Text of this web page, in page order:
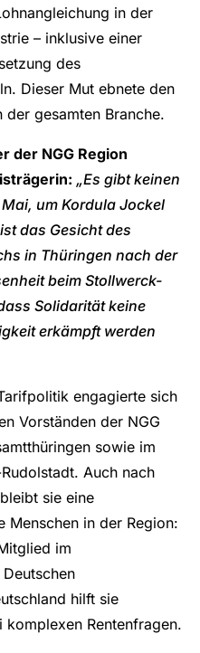
in der
– inklusive einer
des
Dieser Mut ebnete den
gesamten Branche.
der NGG Region
„Es gibt keinen
um Kordula Jockel
das Gesicht des
in Thüringen nach der
beim Stollwerck-
Solidarität keine
erkämpft werden
engagierte sich
Vorständen der NGG
sowie im
Auch nach
sie eine
Menschen in der Region:
im
hilft sie
komplexen Rentenfragen.